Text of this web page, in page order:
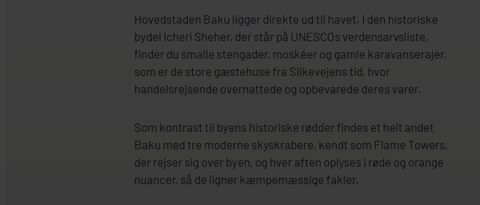
Hovedstaden Baku ligger direkte ud til havet. I den historiske
bydel Icheri Sheher, der står på UNESCOs verdensarvsliste,
finder du smalle stengader, moskéer og gamle karavanserajer,
som er de store gæstehuse fra Silkevejens tid, hvor
handelsrejsende overnattede og opbevarede deres varer.
Som kontrast til byens historiske rødder findes et helt andet
Baku med tre moderne skyskrabere, kendt som Flame Towers,
der rejser sig over byen, og hver aften oplyses i røde og orange
nuancer, så de ligner kæmpemæssige fakler.